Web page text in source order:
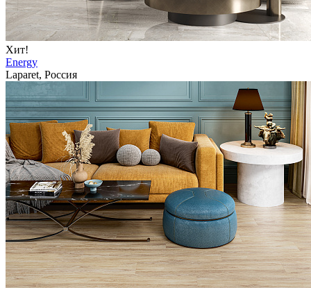
Хит!
Energy
Laparet, Россия